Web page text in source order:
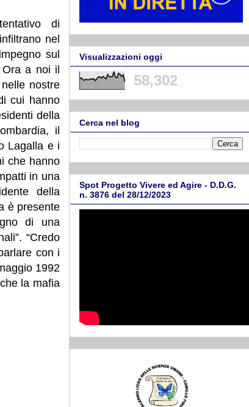
di
nel
sul
Ora a noi il
nostre
cui hanno
della
il
Lagalla e i
che hanno
in una
della
è presente
di una
“Credo
con i
1992
la mafia
Visualizzazioni oggi
58,302
Cerca nel blog
Spot Progetto Vivere ed Agire - D.D.G.
n. 3876 del 28/12/2023